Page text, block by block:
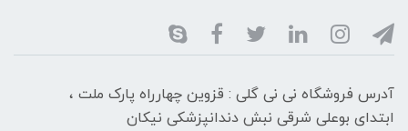
آدرس فروشگاه نی نی گلی : قزوین چهارراه پارک ملت ،
ابتدای بوعلی شرقی نبش دندانپزشکی نیکان